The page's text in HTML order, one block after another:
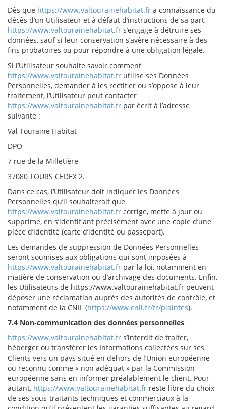
Dès que https://www.valtourainehabitat.fr a connaissance du
décès d’un Utilisateur et à défaut d’instructions de sa part,
https://www.valtourainehabitat.fr s’engage à détruire ses
données, sauf si leur conservation s’avère nécessaire à des
fins probatoires ou pour répondre à une obligation légale.
Si l’Utilisateur souhaite savoir comment
https://www.valtourainehabitat.fr utilise ses Données
Personnelles, demander à les rectifier ou s’oppose à leur
traitement, l’Utilisateur peut contacter
https://www.valtourainehabitat.fr par écrit à l’adresse
suivante :
Val Touraine Habitat
DPO
7 rue de la Milletière
37080 TOURS CEDEX 2.
Dans ce cas, l’Utilisateur doit indiquer les Données
Personnelles qu’il souhaiterait que
https://www.valtourainehabitat.fr corrige, mette à jour ou
supprime, en s’identifiant précisément avec une copie d’une
pièce d’identité (carte d’identité ou passeport).
Les demandes de suppression de Données Personnelles
seront soumises aux obligations qui sont imposées à
https://www.valtourainehabitat.fr par la loi, notamment en
matière de conservation ou d’archivage des documents. Enfin,
les Utilisateurs de https://www.valtourainehabitat.fr peuvent
déposer une réclamation auprès des autorités de contrôle, et
notamment de la CNIL (https://www.cnil.fr/fr/plaintes).
7.4 Non-communication des données personnelles
https://www.valtourainehabitat.fr s’interdit de traiter,
héberger ou transférer les Informations collectées sur ses
Clients vers un pays situé en dehors de l’Union européenne
ou reconnu comme « non adéquat » par la Commission
européenne sans en informer préalablement le client. Pour
autant, https://www.valtourainehabitat.fr reste libre du choix
de ses sous-traitants techniques et commerciaux à la